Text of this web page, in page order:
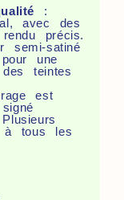
:
avec des
précis.
semi-satiné
une
teintes
est
à tous les